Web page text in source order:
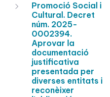
Promoció Social i
Cultural. Decret
núm. 2025-
0002394.
Aprovar la
documentació
justificativa
presentada per
diverses entitats i
reconèixer